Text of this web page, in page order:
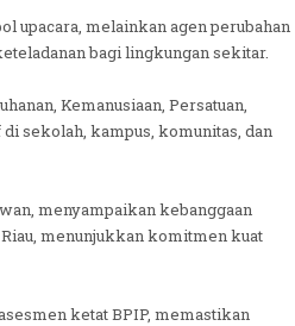
upacara, melainkan agen perubahan
bagi lingkungan sekitar.
Kemanusiaan, Persatuan,
sekolah, kampus, komunitas, dan
menyampaikan kebanggaan
menunjukkan komitmen kuat
ketat BPIP, memastikan